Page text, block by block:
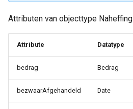
Attributen van objecttype Naheffing
Attribute Datatype
bedrag Bedrag
bezwaarAfgehandeld Date